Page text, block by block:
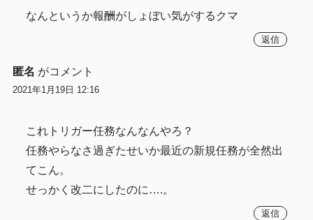
なんというか報酬がしょぼい気がするクマ
返信
匿名 がコメント
2021年1月19日 12:16
これトリガー任務なんなんやろ？
任務やらなさ過ぎたせいか最近の新規任務が全然出
てこん。
せっかく改二にしたのに….。
返信